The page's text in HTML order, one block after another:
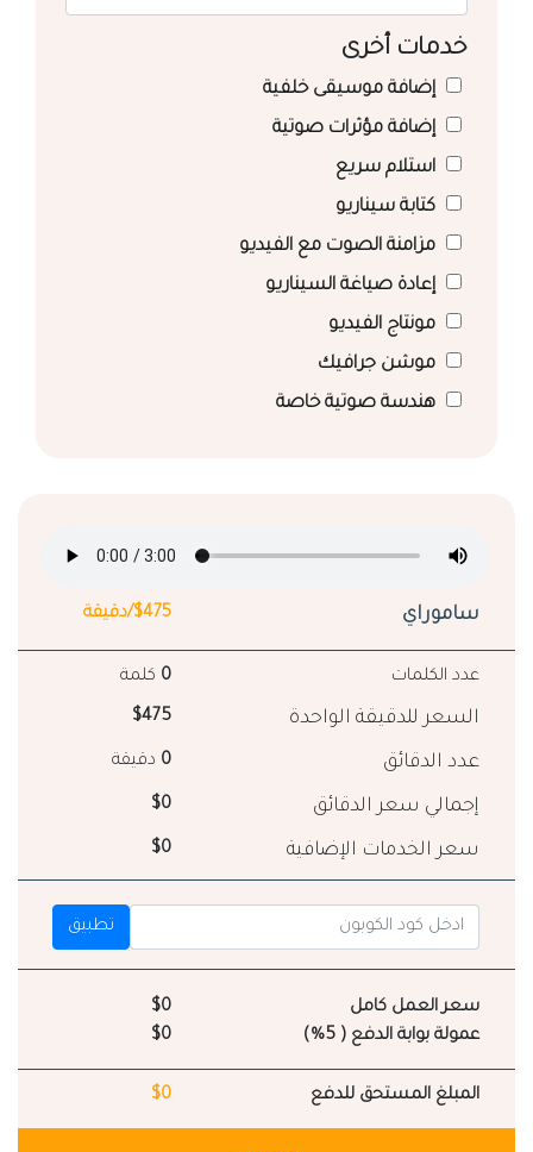
خدمات أخرى
إضافة موسيقى خلفية
إضافة مؤثرات صوتية
استلام سريع
كتابة سيناريو
مزامنة الصوت مع الفيديو
إعادة صياغة السيناريو
مونتاج الفيديو
موشن جرافيك
هندسة صوتية خاصة
ساموراي $475/دقيقة
عدد الكلمات 0 كلمة
السعر للدقيقة الواحدة $475
عدد الدقائق 0 دقيقة
إجمالي سعر الدقائق $0
سعر الخدمات الإضافية $0
تطبيق
سعر العمل كامل
$0
عمولة بوابة الدفع ( 5%)
$0
المبلغ المستحق للدفع $0